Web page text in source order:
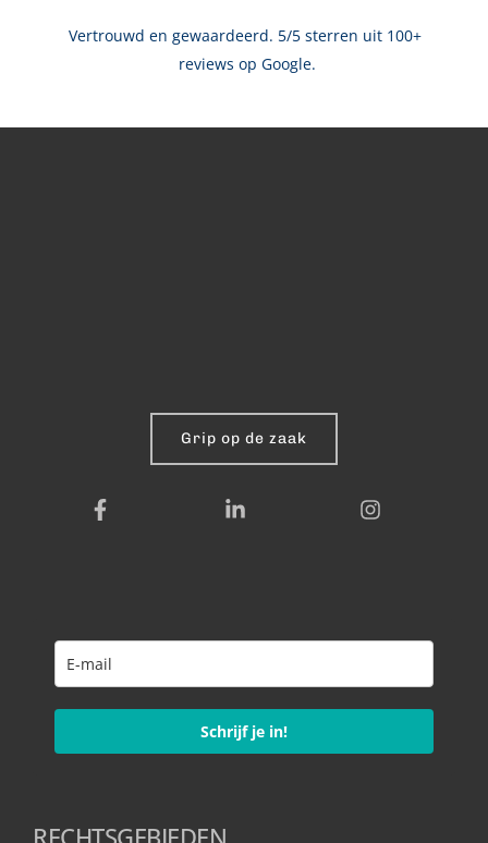
Vertrouwd en gewaardeerd. 5/5 sterren uit 100+
reviews op Google.
Grip op de zaak
Schrijf je in!
RECHTSGEBIEDEN